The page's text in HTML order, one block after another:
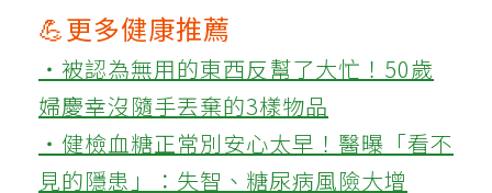
💪更多健康推薦
‧被認為無用的東西反幫了大忙！50歲
婦慶幸沒隨手丟棄的3樣物品
‧健檢血糖正常別安心太早！醫曝「看不
見的隱患」：失智、糖尿病風險大增